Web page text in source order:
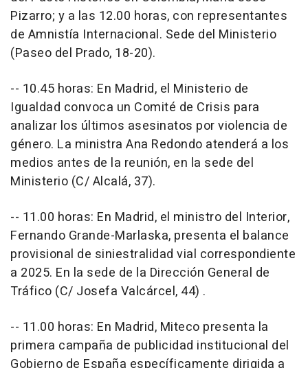
Pizarro; y a las 12.00 horas, con representantes
de Amnistía Internacional. Sede del Ministerio
(Paseo del Prado, 18-20).
-- 10.45 horas: En Madrid, el Ministerio de
Igualdad convoca un Comité de Crisis para
analizar los últimos asesinatos por violencia de
género. La ministra Ana Redondo atenderá a los
medios antes de la reunión, en la sede del
Ministerio (C/ Alcalá, 37).
-- 11.00 horas: En Madrid, el ministro del Interior,
Fernando Grande-Marlaska, presenta el balance
provisional de siniestralidad vial correspondiente
a 2025. En la sede de la Dirección General de
Tráfico (C/ Josefa Valcárcel, 44) .
-- 11.00 horas: En Madrid, Miteco presenta la
primera campaña de publicidad institucional del
Gobierno de España específicamente dirigida a